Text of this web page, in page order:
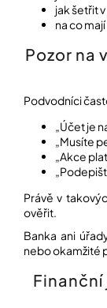
jak šetřit
na co
Pozor na
Podvodníci
„Účet je
„Musíte
„Akce
Právě v
ověřit.
Banka ani
nebo okamžité